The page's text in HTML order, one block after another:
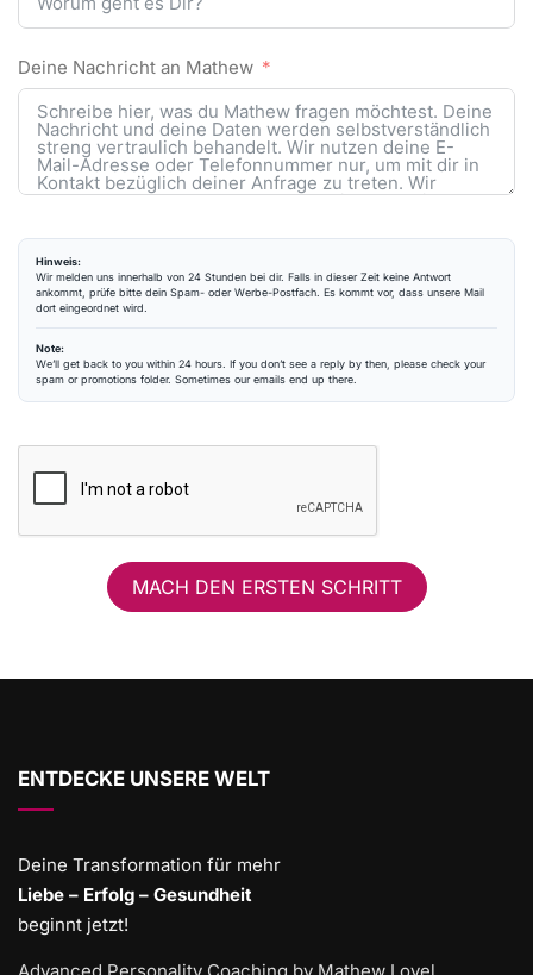
Deine Nachricht an Mathew
Hinweis:
Wir melden uns innerhalb von 24 Stunden bei dir. Falls in dieser Zeit keine Antwort
ankommt, prüfe bitte dein Spam- oder Werbe-Postfach. Es kommt vor, dass unsere Mail
dort eingeordnet wird.
Note:
We’ll get back to you within 24 hours. If you don’t see a reply by then, please check your
spam or promotions folder. Sometimes our emails end up there.
MACH DEN ERSTEN SCHRITT
ENTDECKE UNSERE WELT
Deine Transformation für mehr
Liebe – Erfolg – Gesundheit
beginnt jetzt!